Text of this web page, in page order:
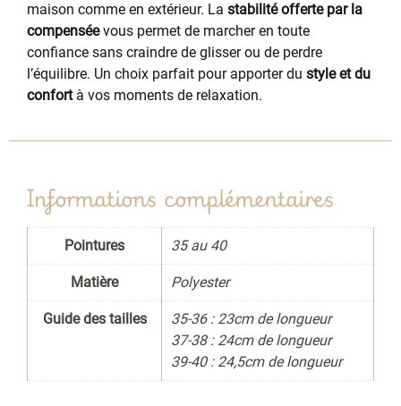
maison comme en extérieur. La stabilité offerte par la
compenséevous permet de marcher en toute
confiance sans craindre de glisser ou de perdre
l’équilibre. Un choix parfait pour apporter du style et du
confortà vos moments de relaxation.
Informations complémentaires
Pointures 35 au 40
Matière Polyester
Guide des tailles
35-36 : 23cm de longueur
37-38 : 24cm de longueur
39-40 : 24,5cm de longueur